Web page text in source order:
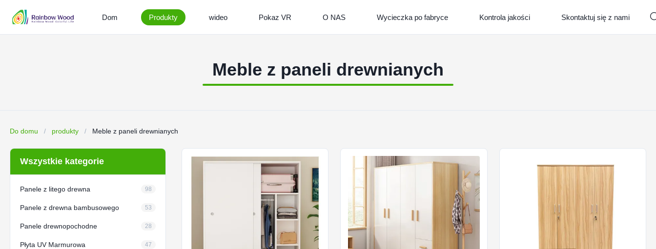
Dom Produkty wideo Pokaz VR O NAS Wycieczka po fabryce Kontrola jakości Skontaktuj się z nami
Meble z paneli drewnianych
Do domu / produkty / Meble z paneli drewnianych
Wszystkie kategorie
Panele z litego drewna 98
Panele z drewna bambusowego 53
Panele drewnopochodne 28
Płyta UV Marmurowa 47